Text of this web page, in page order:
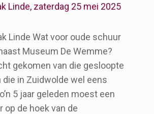
Linde, zaterdag 25 mei 2025
Linde Wat voor oude schuur
Museum De Wemme?
gekomen van die gesloopte
die in Zuidwolde wel eens
5 jaar geleden moest een
op de hoek van de